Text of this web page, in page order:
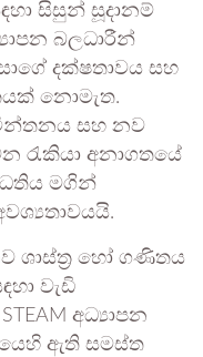
සිසුන් සූදානම්
බලධාරීන්
දක්ෂතාවය සහ
නොමැත.
සහ නව
රැකියා අනාගතයේ
මගින්
ශාස්ත්‍ර හෝ ගණිතය
වැඩි
අධ්‍යාපන
ඇති සමස්ත